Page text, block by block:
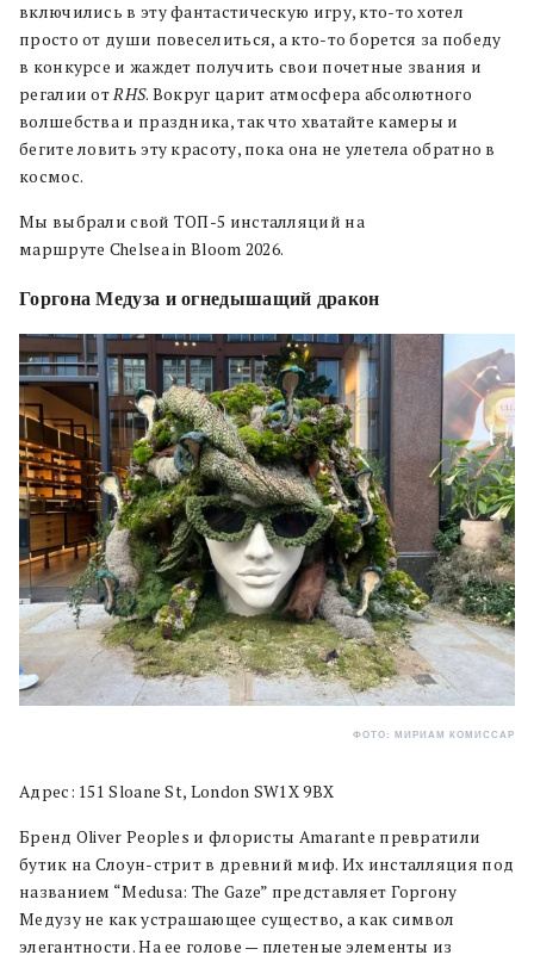
включились в эту фантастическую игру, кто-то хотел
просто от души повеселиться, а кто-то борется за победу
в конкурсе и жаждет получить свои почетные звания и
регалии отRHS. Вокруг царит атмосфера абсолютного
волшебства и праздника, так что хватайте камеры и
бегите ловить эту красоту, пока она не улетела обратно в
космос.
Мы выбрали свой ТОП-5 инсталляций на
маршруте Chelsea in Bloom 2026.
Горгона Медуза и огнедышащий дракон
ФОТО: МИРИАМ КОМИССАР
Адрес: 151 Sloane St, London SW1X 9BX
Бренд Oliver Peoples и флористы Amarante превратили
бутик на Слоун-стрит в древний миф. Их инсталляция под
названием “Medusa: The Gaze” представляет Горгону
Медузу не как устрашающее существо, а как символ
элегантности. На ее голове — плетеные элементы из